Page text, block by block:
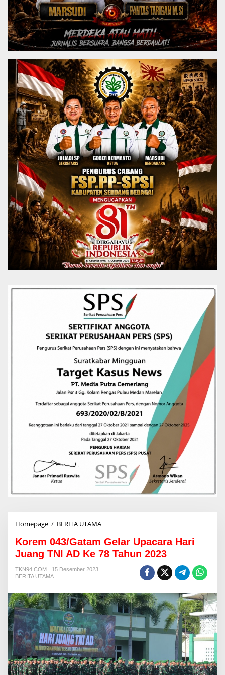
Homepage / BERITA UTAMA
e
m
/
G
a
t
a
m
G
e
l
Korem 043/Gatam Gelar Upacara Hari
Juang TNI AD Ke 78 Tahun 2023
TKN94.COM
15 Desember 2023
BERITA UTAMA